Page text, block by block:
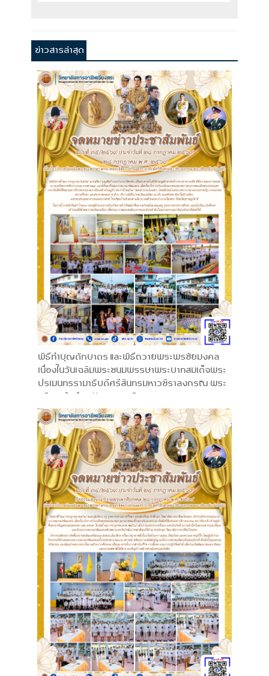
ข่าวสารล่าสุด
พิธีทำบุญตักบาตร และพิธีถวายพระพรชัยมงคล
เนื่องในวันเฉลิมพระชนมพรรษาพระบาทสมเด็จพระ
ปรเมนทรรามาธิบดีศรีสินทรมหาวชิราลงกรณ พระ
วชิรเกล้าเจ้าอยู่หัว ทรงเจริญพระชนมพรรษา 74
พรรษา 28 กรกฎาคม พ.ศ. 2569